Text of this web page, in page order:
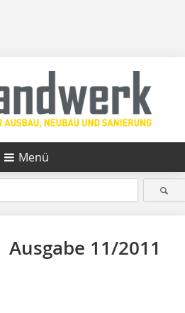
Menü
Ausgabe 11/2011